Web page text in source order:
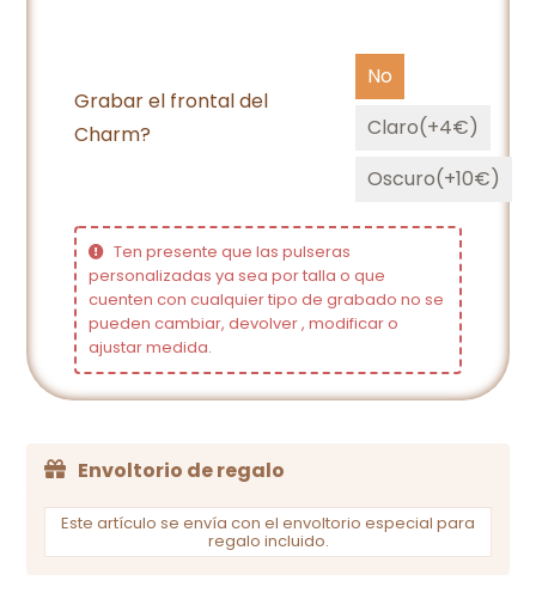
Grabar el frontal del
Charm?
No
Claro(+4€)
Oscuro(+10€)
Ten presente que las pulseras
personalizadas ya sea por talla o que
cuenten con cualquier tipo de grabado no se
pueden cambiar, devolver , modificar o
ajustar medida.
Envoltorio de regalo
Este artículo se envía con el envoltorio especial para
regalo incluido.